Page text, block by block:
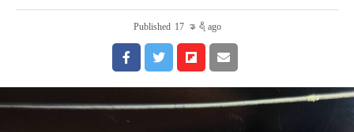
Published 17 နာရီ ago